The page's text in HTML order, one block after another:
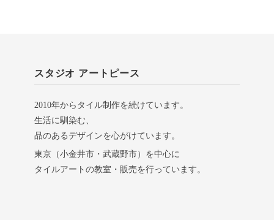
スタジオ アートピース
2010年からタイル制作を続けています。
生活に馴染む、
品のあるデザインを心がけています。
東京（小金井市・武蔵野市）を中心に
タイルアートの教室・販売を行っています。